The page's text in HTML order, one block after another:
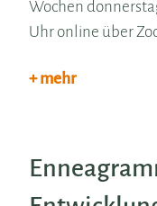
Wochen
Uhr online über
+ mehr